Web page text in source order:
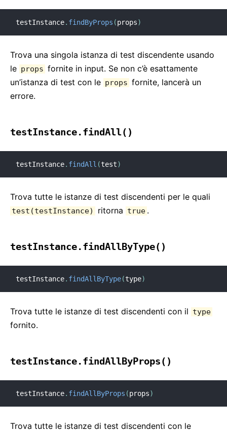
testInstance. findByProps (props)
Trova una singola istanza di test discendente usando
le props fornite in input. Se non c’è esattamente
un’istanza di test con le props fornite, lancerà un
errore.
testInstance.findAll()
testInstance. findAll (test)
Trova tutte le istanze di test discendenti per le quali
test(testInstance) ritorna true .
testInstance.findAllByType()
testInstance. findAllByType(type)
Trova tutte le istanze di test discendenti con il type
fornito.
testInstance.findAllByProps()
testInstance. findAllByProps (props)
Trova tutte le istanze di test discendenti con le